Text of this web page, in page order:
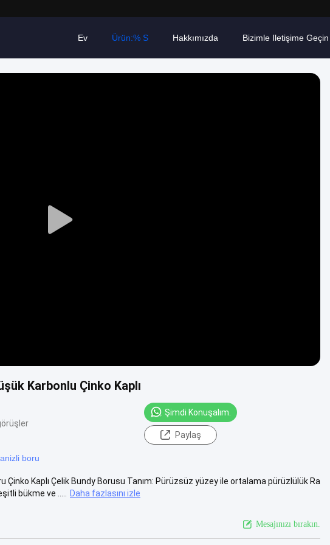
Ev Ürün:% S Hakkımızda Bizimle Iletişime Geçin
Play
Karbonlu Çinko Kaplı
Şimdi Konuşalım.
Paylaş
boru
Çinko Kaplı Çelik Bundy Borusu Tanım: Pürüzsüz yüzey ile ortalama pürüzlülük Ra
bükme ve .....
Daha fazlasını izle
Mesajınızı bırakın.